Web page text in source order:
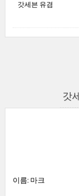
갓세븐 유겸
갓
이름: 마크